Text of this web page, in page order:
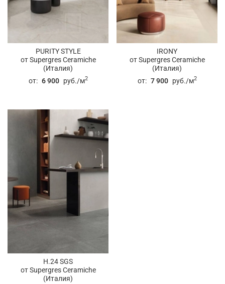
PURITY STYLE
от Supergres Ceramiche
(Италия)
от: 6 900 руб./м2
IRONY
от Supergres Ceramiche
(Италия)
от: 7 900 руб./м2
H.24 SGS
от Supergres Ceramiche
(Италия)